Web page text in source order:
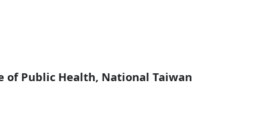
of Public Health, National Taiwan